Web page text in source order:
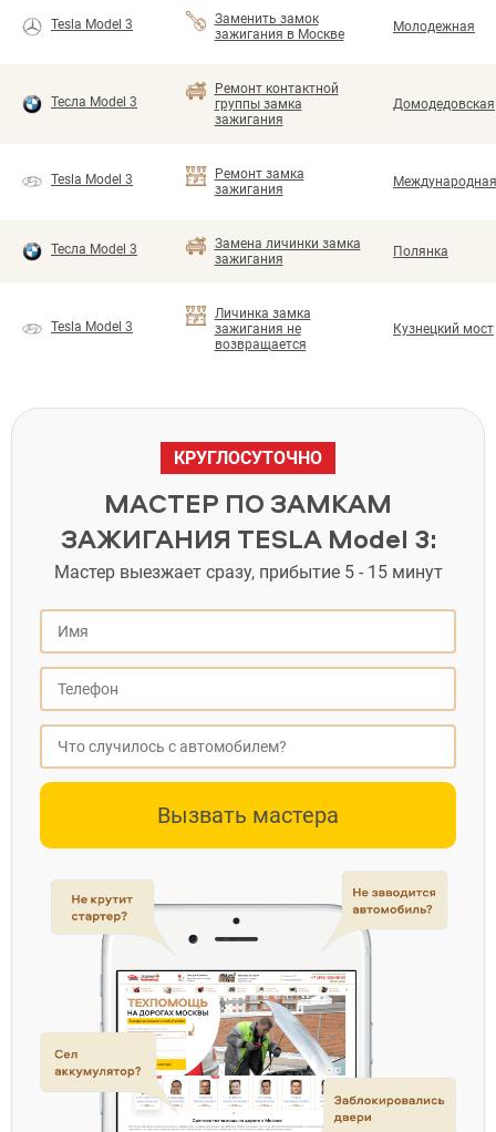
Tesla Model 3
Заменить замок
зажигания в Москве
Молодежная
Тесла Model 3
Ремонт контактной
группы замка
зажигания
Домодедовская
Tesla Model 3
Ремонт замка
зажигания
Международная
Тесла Model 3
Замена личинки замка
зажигания
Полянка
Tesla Model 3
Личинка замка
зажигания не
возвращается
Кузнецкий мост
КРУГЛОСУТОЧНО
МАСТЕР ПО ЗАМКАМ
ЗАЖИГАНИЯ TESLA Model 3:
Мастер выезжает сразу, прибытие 5 - 15 минут
Вызвать мастера